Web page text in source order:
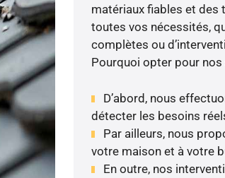
matériaux fiables et des
toutes vos nécessités,
complètes ou
Pourquoi opter pour nos
D’abord, nous
détecter les besoins
Par ailleurs, nous
votre maison et à votre
En outre, nos